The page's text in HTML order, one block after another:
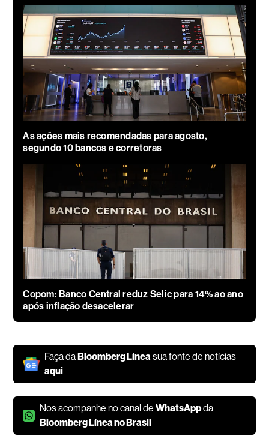
As ações mais recomendadas para agosto,
segundo 10 bancos e corretoras
Copom: Banco Central reduz Selic para 14% ao ano
após inflação desacelerar
Faça daBloomberg Línea sua fonte de notícias
aqui
Nos acompanhe no canal deWhatsAppda
Bloomberg Línea no Brasil